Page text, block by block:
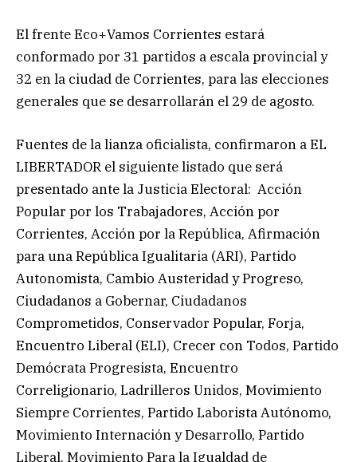
El frente Eco+Vamos Corrientes estará
conformado por 31 partidos a escala provincial y
32 en la ciudad de Corrientes, para las elecciones
generales que se desarrollarán el 29 de agosto.
Fuentes de la lianza oficialista, confirmaron a EL
LIBERTADOR el siguiente listado que será
presentado ante la Justicia Electoral: Acción
Popular por los Trabajadores, Acción por
Corrientes, Acción por la República, Afirmación
para una República Igualitaria (ARI), Partido
Autonomista, Cambio Austeridad y Progreso,
Ciudadanos a Gobernar, Ciudadanos
Comprometidos, Conservador Popular, Forja,
Encuentro Liberal (ELI), Crecer con Todos, Partido
Demócrata Progresista, Encuentro
Correligionario, Ladrilleros Unidos, Movimiento
Siempre Corrientes, Partido Laborista Autónomo,
Movimiento Internación y Desarrollo, Partido
Liberal, Movimiento Para la Igualdad de